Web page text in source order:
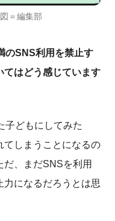
＝編集部
SNS利用を禁止す
てはどう感じています
どもにしてみた
てしまうことになるの
だ、まだSNSを利用
力になるだろうとは思